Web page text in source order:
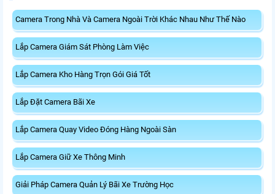
Camera Trong Nhà Và Camera Ngoài Trời Khác Nhau Như Thế Nào
Lắp Camera Giám Sát Phòng Làm Việc
Lắp Camera Kho Hàng Trọn Gói Giá Tốt
Lắp Đặt Camera Bãi Xe
Lắp Camera Quay Video Đóng Hàng Ngoài Sàn
Lắp Camera Giữ Xe Thông Minh
Giải Pháp Camera Quản Lý Bãi Xe Trường Học